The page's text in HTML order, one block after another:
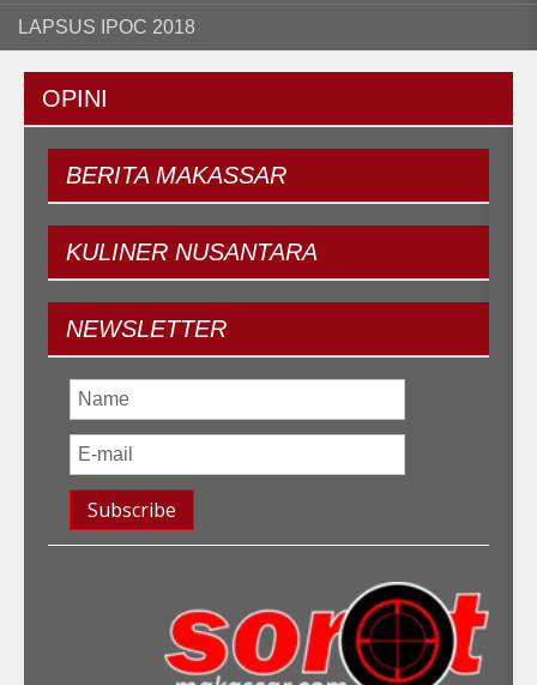
LAPSUS IPOC 2018
OPINI
BERITA MAKASSAR
KULINER NUSANTARA
NEWSLETTER